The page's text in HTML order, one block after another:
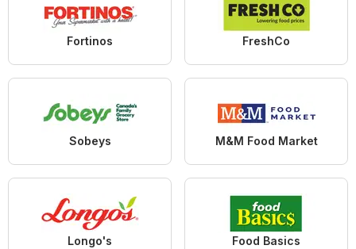
Fortinos FreshCo
Sobeys M&M Food Market
Longo's Food Basics